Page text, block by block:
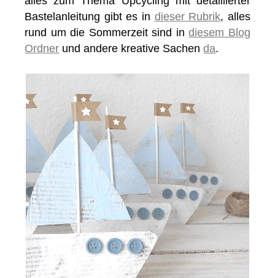
Bastelanleitung gibt es in dieser Rubrik, alles
rund um die Sommerzeit sind indiesem Blog
Ordner und andere kreative Sachenda.